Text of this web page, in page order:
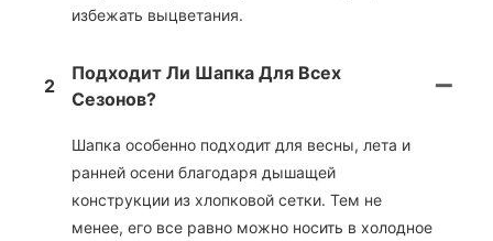
избежать выцветания.
2
Подходит Ли Шапка Для Всех
Сезонов?
Шапка особенно подходит для весны, лета и
ранней осени благодаря дышащей
конструкции из хлопковой сетки. Тем не
менее, его все равно можно носить в холодное